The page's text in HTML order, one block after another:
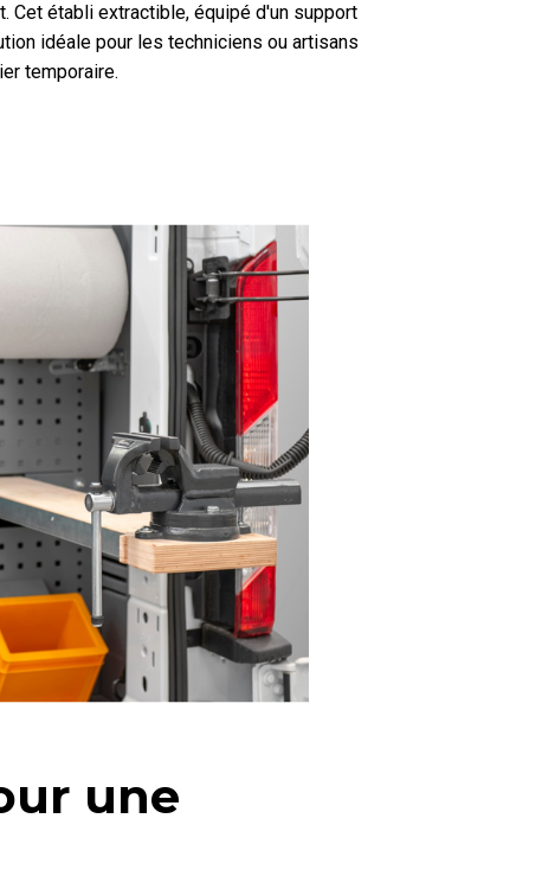
Cet établi extractible, équipé d'un support
idéale pour les techniciens ou artisans
temporaire.
une